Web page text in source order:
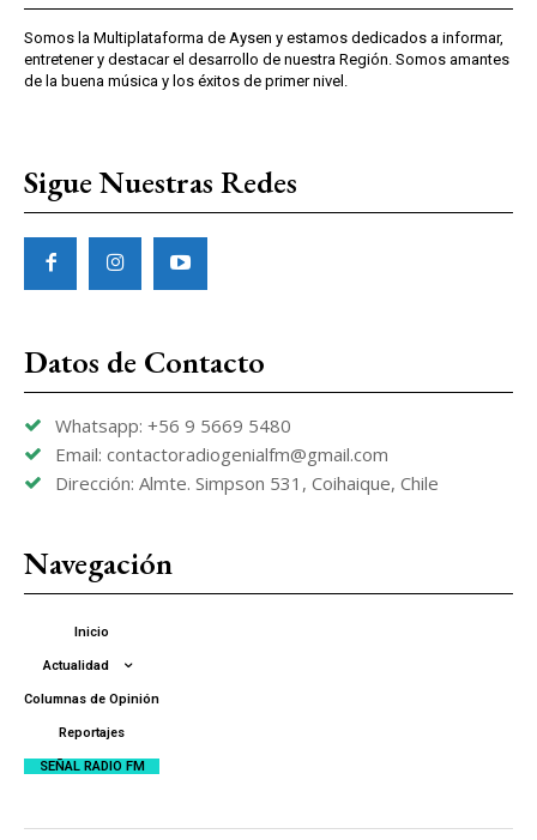
Somos la Multiplataforma de Aysen y estamos dedicados a informar,
entretener y destacar el desarrollo de nuestra Región. Somos amantes
de la buena música y los éxitos de primer nivel.
Sigue Nuestras Redes
Datos de Contacto
Whatsapp: +56 9 5669 5480
Email: contactoradiogenialfm@gmail.com
Dirección: Almte. Simpson 531, Coihaique, Chile
Navegación
Inicio
Actualidad
Columnas de Opinión
Reportajes
SEÑAL RADIO FM